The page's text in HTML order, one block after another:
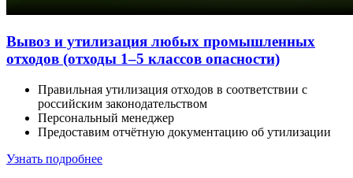
Вывоз и утилизация любых промышленных
отходов (отходы 1–5 классов опасности)
Правильная утилизация отходов в соответствии с
российским законодательством
Персональный менеджер
Предоставим отчётную документацию об утилизации
Узнать подробнее